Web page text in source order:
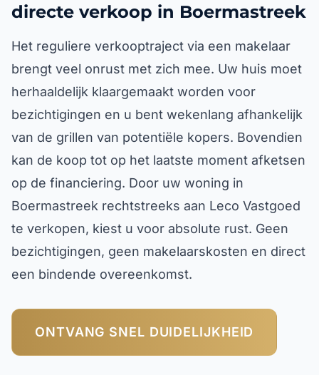
directe verkoop in Boermastreek
Het reguliere verkooptraject via een makelaar
brengt veel onrust met zich mee. Uw huis moet
herhaaldelijk klaargemaakt worden voor
bezichtigingen en u bent wekenlang afhankelijk
van de grillen van potentiële kopers. Bovendien
kan de koop tot op het laatste moment afketsen
op de financiering. Door uw woning in
Boermastreek rechtstreeks aan Leco Vastgoed
te verkopen, kiest u voor absolute rust. Geen
bezichtigingen, geen makelaarskosten en direct
een bindende overeenkomst.
ONTVANG SNEL DUIDELIJKHEID